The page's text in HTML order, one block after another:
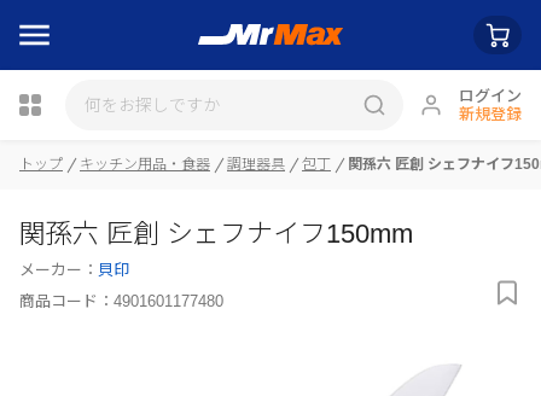
ログイン
新規登録
トップ キッチン用品・食器 調理器具 包丁 関孫六 匠創 シェフナイフ
関孫六 匠創 シェフナイフ150mm
メーカー： 貝印
商品コード： 4901601177480